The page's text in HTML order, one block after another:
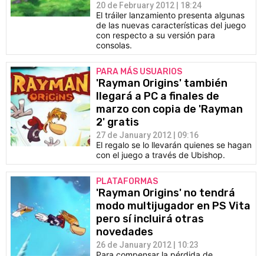
20 de February 2012 | 18:24
El tráiler lanzamiento presenta algunas
de las nuevas características del juego
con respecto a su versión para
consolas.
PARA MÁS USUARIOS
'Rayman Origins' también
llegará a PC a finales de
marzo con copia de 'Rayman
2' gratis
27 de January 2012 | 09:16
El regalo se lo llevarán quienes se hagan
con el juego a través de Ubishop.
PLATAFORMAS
'Rayman Origins' no tendrá
modo multijugador en PS Vita
pero sí incluirá otras
novedades
26 de January 2012 | 10:23